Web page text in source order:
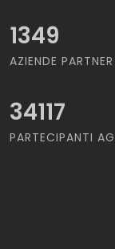
1349
AZIENDE
34117
PARTECIPANTI